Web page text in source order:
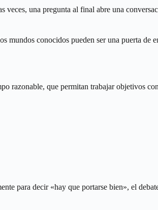
una pregunta al final abre una
mundos conocidos pueden ser una puerta de
razonable, que permitan trabajar objetivos
para decir «hay que portarse bien», el